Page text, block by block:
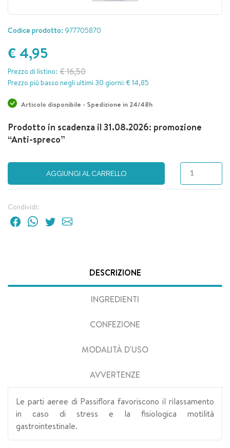
Codice prodotto: 977705870
€ 4,95
Prezzo di listino: € 16,50
Prezzo più basso negli ultimi 30 giorni: € 14,85
Articolo disponibile - Spedizione in 24/48h
Prodotto in scadenza il 31.08.2026: promozione
“Anti-spreco”
AGGIUNGI AL CARRELLO
Condividi:
DESCRIZIONE
INGREDIENTI
CONFEZIONE
MODALITÀ D'USO
AVVERTENZE
Le parti aeree di Passiflora favoriscono il rilassamento
in caso di stress e la fisiologica motilità
gastrointestinale.